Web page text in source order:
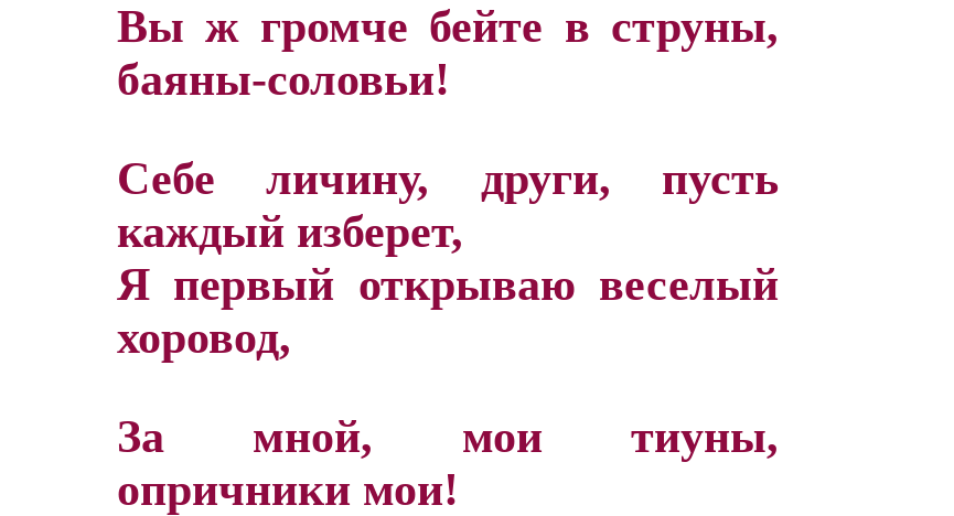
Вы ж громче бейте в струны,
баяны-соловьи!
Себе личину, други, пусть
каждый изберет,
Я первый открываю веселый
хоровод,
За мной, мои тиуны,
опричники мои!